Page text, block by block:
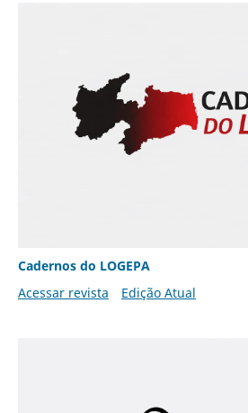
Cadernos do LOGEPA
Acessar revista
Edição Atual